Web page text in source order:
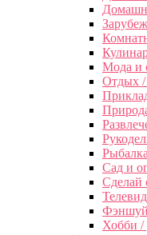
Мода и
Отдых /
Рыбалка
Сад и
Сделай
Хобби /